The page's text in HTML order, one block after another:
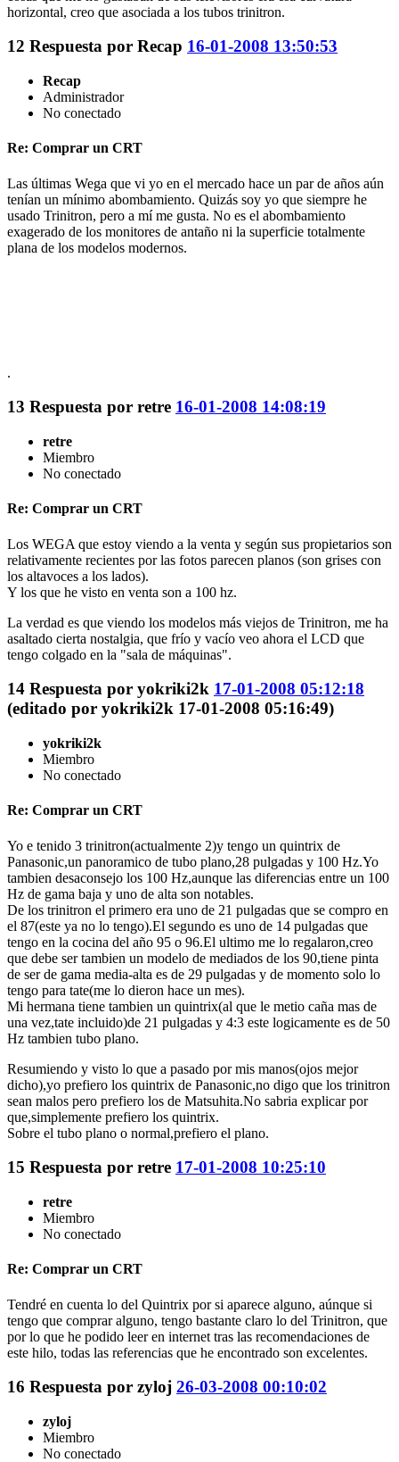
horizontal, creo que asociada a los tubos trinitron.
12 Respuesta por Recap 16-01-2008 13:50:53
Recap
Administrador
No conectado
Re: Comprar un CRT
Las últimas Wega que vi yo en el mercado hace un par de años aún
tenían un mínimo abombamiento. Quizás soy yo que siempre he
usado Trinitron, pero a mí me gusta. No es el abombamiento
exagerado de los monitores de antaño ni la superficie totalmente
plana de los modelos modernos.
.
13 Respuesta por retre 16-01-2008 14:08:19
retre
Miembro
No conectado
Re: Comprar un CRT
Los WEGA que estoy viendo a la venta y según sus propietarios son
relativamente recientes por las fotos parecen planos (son grises con
los altavoces a los lados).
Y los que he visto en venta son a 100 hz.
La verdad es que viendo los modelos más viejos de Trinitron, me ha
asaltado cierta nostalgia, que frío y vacío veo ahora el LCD que
tengo colgado en la "sala de máquinas".
14 Respuesta por yokriki2k 17-01-2008 05:12:18
(editado por yokriki2k 17-01-2008 05:16:49)
yokriki2k
Miembro
No conectado
Re: Comprar un CRT
Yo e tenido 3 trinitron(actualmente 2)y tengo un quintrix de
Panasonic,un panoramico de tubo plano,28 pulgadas y 100 Hz.Yo
tambien desaconsejo los 100 Hz,aunque las diferencias entre un 100
Hz de gama baja y uno de alta son notables.
De los trinitron el primero era uno de 21 pulgadas que se compro en
el 87(este ya no lo tengo).El segundo es uno de 14 pulgadas que
tengo en la cocina del año 95 o 96.El ultimo me lo regalaron,creo
que debe ser tambien un modelo de mediados de los 90,tiene pinta
de ser de gama media-alta es de 29 pulgadas y de momento solo lo
tengo para tate(me lo dieron hace un mes).
Mi hermana tiene tambien un quintrix(al que le metio caña mas de
una vez,tate incluido)de 21 pulgadas y 4:3 este logicamente es de 50
Hz tambien tubo plano.
Resumiendo y visto lo que a pasado por mis manos(ojos mejor
dicho),yo prefiero los quintrix de Panasonic,no digo que los trinitron
sean malos pero prefiero los de Matsuhita.No sabria explicar por
que,simplemente prefiero los quintrix.
Sobre el tubo plano o normal,prefiero el plano.
15 Respuesta por retre 17-01-2008 10:25:10
retre
Miembro
No conectado
Re: Comprar un CRT
Tendré en cuenta lo del Quintrix por si aparece alguno, aúnque si
tengo que comprar alguno, tengo bastante claro lo del Trinitron, que
por lo que he podido leer en internet tras las recomendaciones de
este hilo, todas las referencias que he encontrado son excelentes.
16 Respuesta por zyloj 26-03-2008 00:10:02
zyloj
Miembro
No conectado